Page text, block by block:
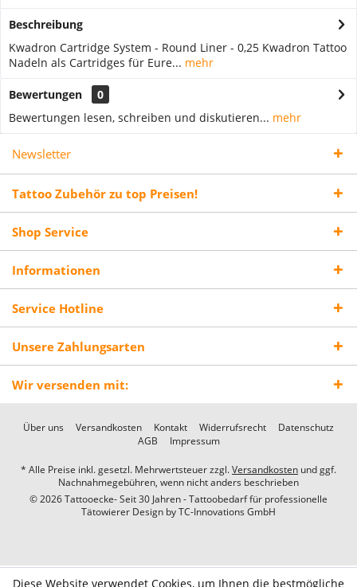
Beschreibung
Kwadron Cartridge System - Round Liner - 0,25 Kwadron Tattoo
Nadeln als Cartridges für Eure... mehr
Bewertungen
0
Bewertungen lesen, schreiben und diskutieren... mehr
Newsletter
Tattoo Zubehör zu top Preisen!
Shop Service
Informationen
Service Hotline
Unsere Zahlungsarten
Wir versenden mit:
Über uns Versandkosten Kontakt Widerrufsrecht
Datenschutz
AGB
Impressum
* Alle Preise inkl. gesetzl. Mehrwertsteuer zzgl.Versandkosten und ggf.
Nachnahmegebühren, wenn nicht anders beschrieben
© 2026 Tattooecke- Seit 30 Jahren - Tattoobedarf für professionelle
Tätowierer Design byTC-Innovations GmbH
Diese Website verwendet Cookies, um Ihnen die bestmögliche